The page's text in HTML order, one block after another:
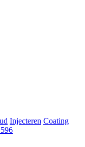
Injecteren Coating